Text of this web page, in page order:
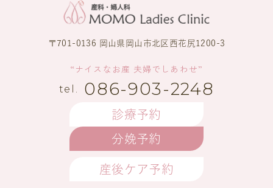
〒701-0136 岡山県岡山市北区西花尻1200-3
“ナイスなお産 夫婦でしあわせ”
086-903-2248
診療予約
分娩予約
産後ケア予約